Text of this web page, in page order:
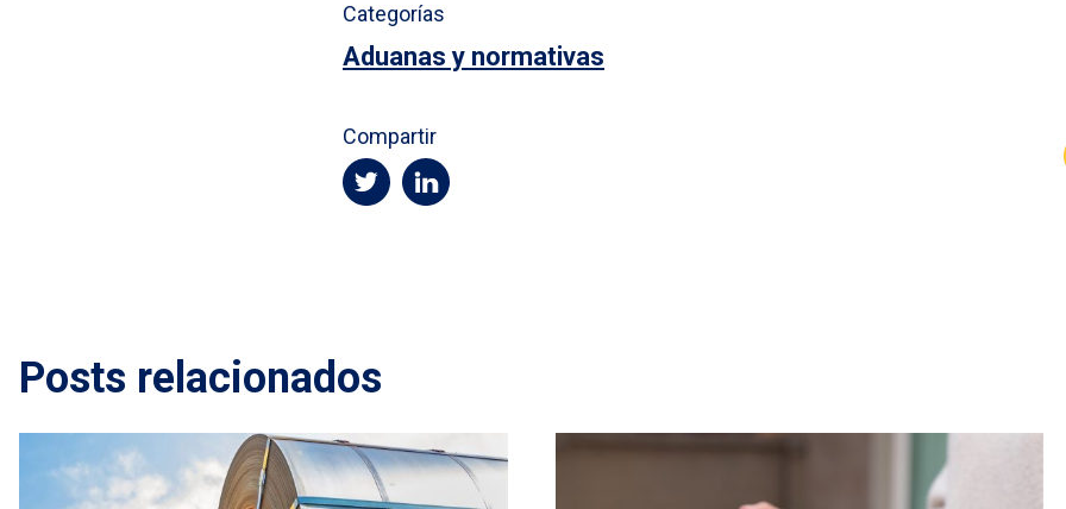
Categorías
Aduanas y normativas
Compartir
Posts relacionados